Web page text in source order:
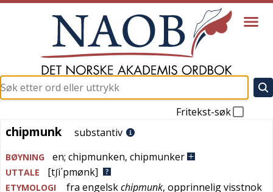
Fritekst-søk
chipmunk
chipmunk substantiv
BØYNING en; chipmunken, chipmunker
UTTALE [tʃi´pmønk]
ETYMOLOGI fra engelskchipmunk, opprinnelig visstnok